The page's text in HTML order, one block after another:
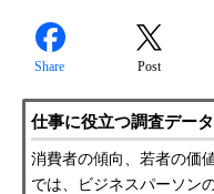
Share Post
仕事に役立つ調査データ
消費者の傾向、若者の価
では、ビジネスパーソン